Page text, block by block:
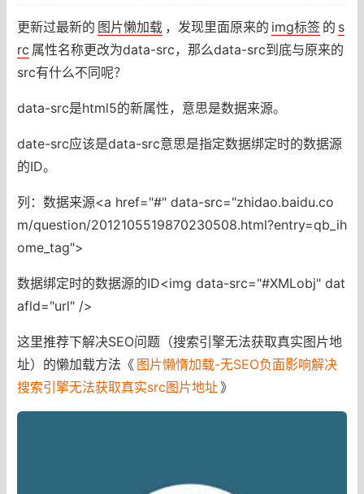
更新过最新的 图片懒加载 ，发现里面原来的 img标签 的 s
rc 属性名称更改为data-src，那么data-src到底与原来的
src有什么不同呢？
data-src是html5的新属性，意思是数据来源。
date-src应该是data-src意思是指定数据绑定时的数据源
的ID。
列：数据来源<a href="#" data-src="zhidao.baidu.co
m/question/2012105519870230508.html?entry=qb_ih
ome_tag">
数据绑定时的数据源的ID<img data-src="#XMLobj" dat
afld="url" />
这里推荐下解决SEO问题（搜索引擎无法获取真实图片地
址）的懒加载方法《 图片懒惰加载-无SEO负面影响解决
搜索引擎无法获取真实src图片地址》